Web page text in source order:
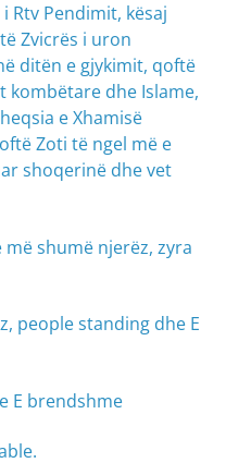
Rtv Pendimit, kësaj
Zvicrës i uron
ditën e gjykimit, qoftë
kombëtare dhe Islame,
e Xhamisë
Zoti të ngel më e
shoqerinë dhe vet